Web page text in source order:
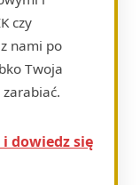
czy
nami po
Twoja
dowiedz się